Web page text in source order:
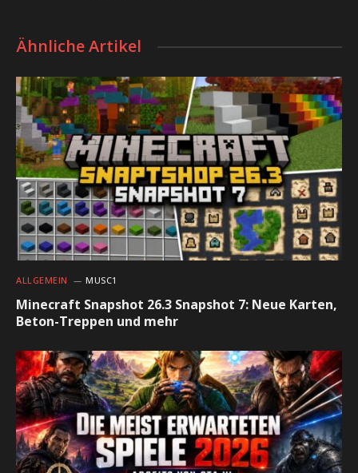
Ähnliche Artikel
ALLGEMEIN MUSC1
Minecraft Snapshot 26.3 Snapshot 7: Neue Karten,
Beton-Treppen und mehr